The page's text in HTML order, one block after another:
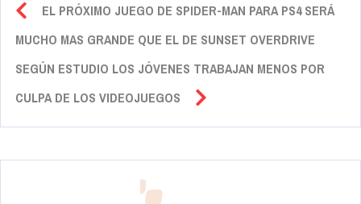
EL PRÓXIMO JUEGO DE SPIDER-MAN PARA PS4 SERÁ
MUCHO MAS GRANDE QUE EL DE SUNSET OVERDRIVE
SEGÚN ESTUDIO LOS JÓVENES TRABAJAN MENOS POR
CULPA DE LOS VIDEOJUEGOS